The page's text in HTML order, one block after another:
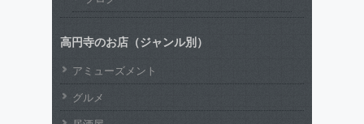
高円寺のお店（ジャンル別）
アミューズメント
グルメ